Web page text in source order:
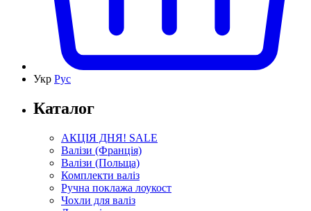
Укр Рус
Каталог
АКЦІЯ ДНЯ! SALE
Валізи (Франція)
Валізи (Польща)
Комплекти валіз
Ручна поклажа лоукост
Чохли для валіз